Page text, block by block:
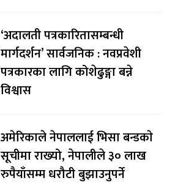
‘अदालती पत्रकारितासम्बन्धी
मार्गदर्शन’ सार्वजनिक : नवप्रवेशी
पत्रकारका लागि कोशेढुङ्गा बन्ने
विश्वास
अमेरिकाले नेपाललाई भिसा बन्डकाे
सूचीमा राख्यो, नेपालीले ३० लाख
रुपैयाँसम्म धरौटी बुझाउनुपर्ने